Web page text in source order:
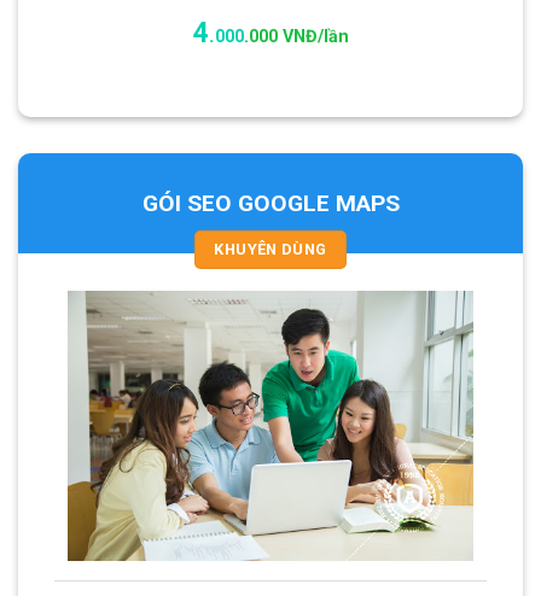
4.000.000 VNĐ/lần
GÓI SEO GOOGLE MAPS
KHUYÊN DÙNG